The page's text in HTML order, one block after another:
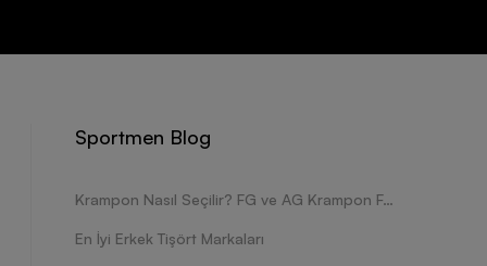
Sportmen Blog
Krampon Nasıl Seçilir? FG ve AG Krampon Farkları Nelerdir?
En İyi Erkek Tişört Markaları